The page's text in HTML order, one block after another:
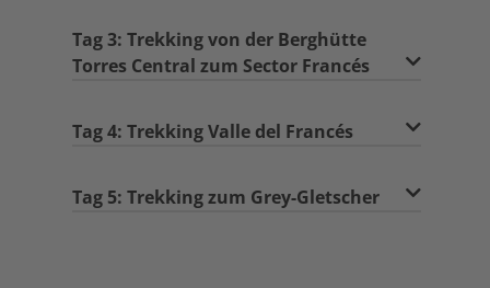
Tag 3: Trekking von der Berghütte
Torres Central zum Sector Francés
Tag 4: Trekking Valle del Francés
Tag 5: Trekking zum Grey-Gletscher